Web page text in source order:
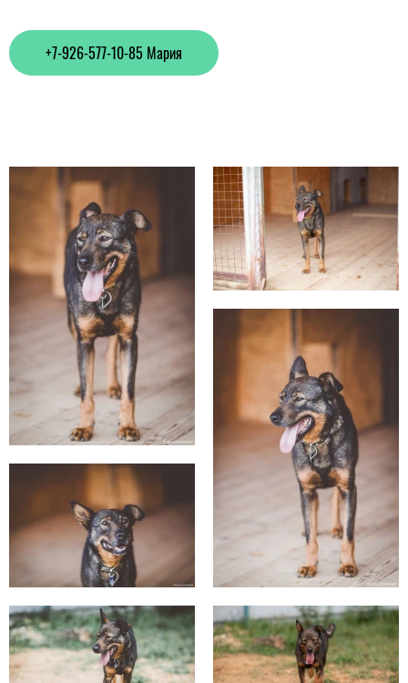
+7-926-577-10-85 Мария